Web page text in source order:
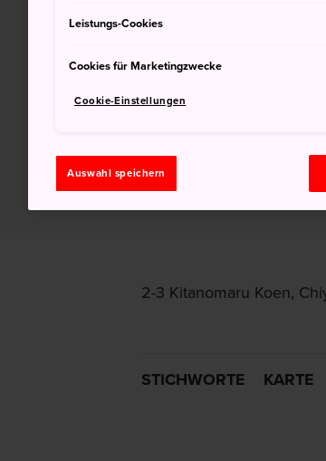
2-3 Kitanomaru Koen,
STICHWORTE KARTE
Leistungs-Cookies
Cookies für Marketingzwecke
Cookie-Einstellungen
Auswahl speichern